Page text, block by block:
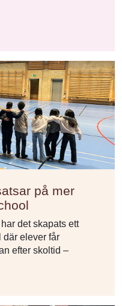
på mer
det skapats ett
där elever får
efter skoltid –